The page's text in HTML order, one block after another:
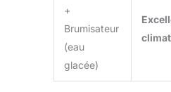
+
Brumisateur
(eau
glacée)